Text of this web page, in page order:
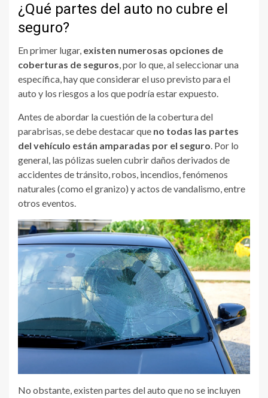
¿Qué partes del auto no cubre el
seguro?
En primer lugar, existen numerosas opciones de
coberturas de seguros, por lo que, al seleccionar una
específica, hay que considerar el uso previsto para el
auto y los riesgos a los que podría estar expuesto.
Antes de abordar la cuestión de la cobertura del
parabrisas, se debe destacar que no todas las partes
del vehículo están amparadas por el seguro. Por lo
general, las pólizas suelen cubrir daños derivados de
accidentes de tránsito, robos, incendios, fenómenos
naturales (como el granizo) y actos de vandalismo, entre
otros eventos.
No obstante, existen partes del auto que no se incluyen